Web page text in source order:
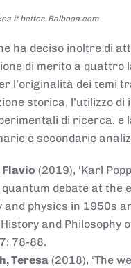
it better. Balbooa.com
ha deciso inoltre di
di merito a quattro
l’originalità dei temi
storica, l’utilizzo di
di ricerca, e
e secondarie
Flavio (2019), ‘Karl
debate at the
and physics in 1950s
and Philosophy
78-88.
Teresa (2018), ‘The